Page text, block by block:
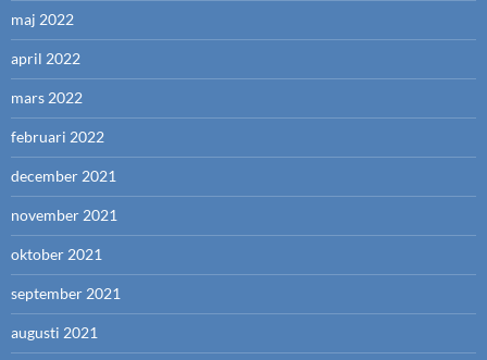
maj 2022
april 2022
mars 2022
februari 2022
december 2021
november 2021
oktober 2021
september 2021
augusti 2021